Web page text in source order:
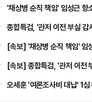
'채상병 순직 책임' 임성근
종합특검, '관저 이전 부실
[속보] '채상병 순직 책임' 임
[속보] 종합특검, '관저 이전
오세훈 '여론조사비 대납' 1